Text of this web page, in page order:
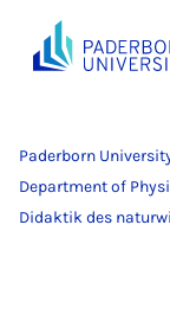
Paderborn
Department of
Didaktik des